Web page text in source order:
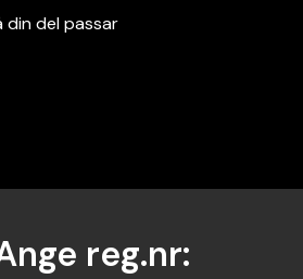
din del passar
reg.nr: